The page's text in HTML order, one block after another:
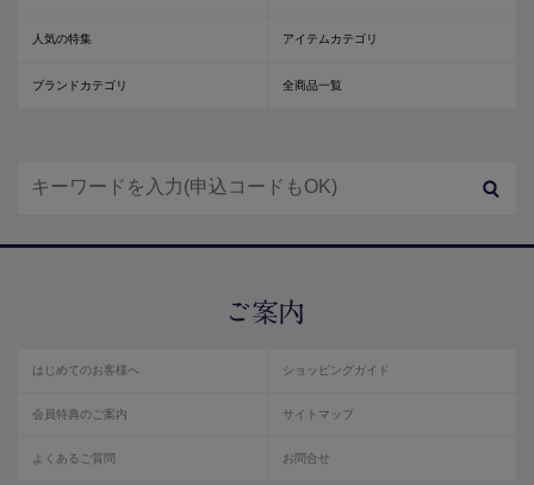
人気の特集 アイテムカテゴリ
ブランドカテゴリ 全商品一覧
はじめてのお客様へ ショッピングガイド
会員特典のご案内 サイトマップ
よくあるご質問 お問合せ